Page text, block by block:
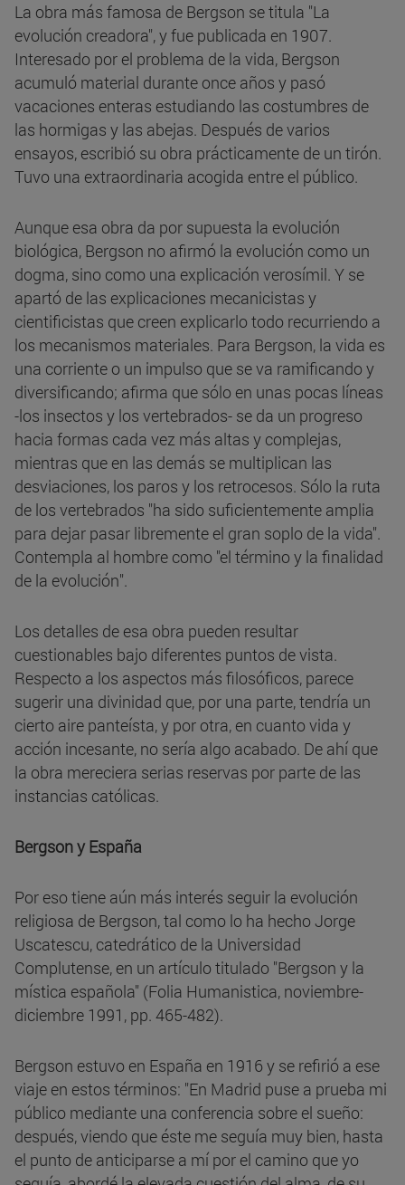
La obra más famosa de Bergson se titula "La
evolución creadora", y fue publicada en 1907.
Interesado por el problema de la vida, Bergson
acumuló material durante once años y pasó
vacaciones enteras estudiando las costumbres de
las hormigas y las abejas. Después de varios
ensayos, escribió su obra prácticamente de un tirón.
Tuvo una extraordinaria acogida entre el público.
Aunque esa obra da por supuesta la evolución
biológica, Bergson no afirmó la evolución como un
dogma, sino como una explicación verosímil. Y se
apartó de las explicaciones mecanicistas y
cientificistas que creen explicarlo todo recurriendo a
los mecanismos materiales. Para Bergson, la vida es
una corriente o un impulso que se va ramificando y
diversificando; afirma que sólo en unas pocas líneas
-los insectos y los vertebrados- se da un progreso
hacia formas cada vez más altas y complejas,
mientras que en las demás se multiplican las
desviaciones, los paros y los retrocesos. Sólo la ruta
de los vertebrados "ha sido suficientemente amplia
para dejar pasar libremente el gran soplo de la vida".
Contempla al hombre como "el término y la finalidad
de la evolución".
Los detalles de esa obra pueden resultar
cuestionables bajo diferentes puntos de vista.
Respecto a los aspectos más filosóficos, parece
sugerir una divinidad que, por una parte, tendría un
cierto aire panteísta, y por otra, en cuanto vida y
acción incesante, no sería algo acabado. De ahí que
la obra mereciera serias reservas por parte de las
instancias católicas.
Bergson y España
Por eso tiene aún más interés seguir la evolución
religiosa de Bergson, tal como lo ha hecho Jorge
Uscatescu, catedrático de la Universidad
Complutense, en un artículo titulado "Bergson y la
mística española" (Folia Humanistica, noviembre-
diciembre 1991, pp. 465-482).
Bergson estuvo en España en 1916 y se refirió a ese
viaje en estos términos: "En Madrid puse a prueba mi
público mediante una conferencia sobre el sueño:
después, viendo que éste me seguía muy bien, hasta
el punto de anticiparse a mí por el camino que yo